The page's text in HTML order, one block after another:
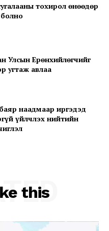
тохирол өнөөдөр
Улсын Ерөнхийлөгчийг
угтаж авлаа
наадмаар иргэдэд
үйлчлэх нийтийн
this